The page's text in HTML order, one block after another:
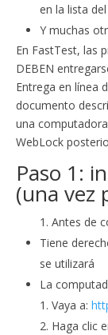
en la lista
Y muchas
En FastTest, las
DEBEN
Entrega en línea
documento
una
WebLock
Paso 1:
(una vez
Antes de
Tiene
se utilizará
La
Vaya a:
Haga clic